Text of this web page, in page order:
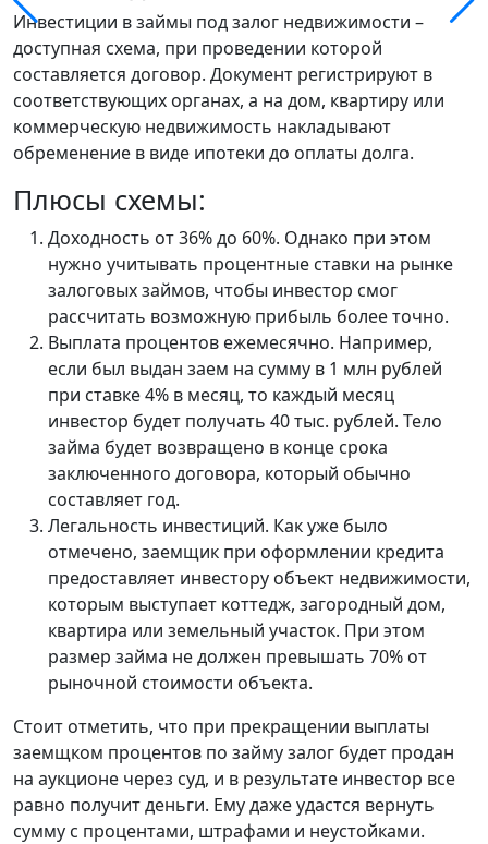
Инвестиции в займы под залог недвижимости –
доступная схема, при проведении которой
составляется договор. Документ регистрируют в
соответствующих органах, а на дом, квартиру или
коммерческую недвижимость накладывают
обременение в виде ипотеки до оплаты долга.
Плюсы схемы:
Доходность от 36% до 60%. Однако при этом
нужно учитывать процентные ставки на рынке
залоговых займов, чтобы инвестор смог
рассчитать возможную прибыль более точно.
Выплата процентов ежемесячно. Например,
если был выдан заем на сумму в 1 млн рублей
при ставке 4% в месяц, то каждый месяц
инвестор будет получать 40 тыс. рублей. Тело
займа будет возвращено в конце срока
заключенного договора, который обычно
составляет год.
Легальность инвестиций. Как уже было
отмечено, заемщик при оформлении кредита
предоставляет инвестору объект недвижимости,
которым выступает коттедж, загородный дом,
квартира или земельный участок. При этом
размер займа не должен превышать 70% от
рыночной стоимости объекта.
Стоит отметить, что при прекращении выплаты
заемщком процентов по займу залог будет продан
на аукционе через суд, и в результате инвестор все
равно получит деньги. Ему даже удастся вернуть
сумму с процентами, штрафами и неустойками.